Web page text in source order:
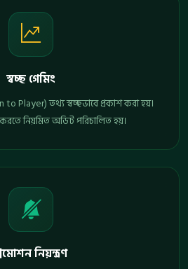
স্বচ্ছ গেমিং
Player) তথ্য স্বচ্ছভাবে প্রকাশ করা হয়।
করতে নিয়মিত অডিট পরিচালিত হয়।
নিয়ন্ত্রণ